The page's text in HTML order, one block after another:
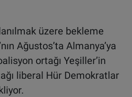
üzere bekleme
Ağustos’ta Almanya’ya
ortağı Yeşiller’in
liberal Hür Demokratlar